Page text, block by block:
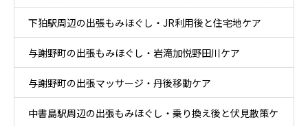
ケア
下狛駅周辺の出張もみほぐし・JR利用後と住宅地ケア
与謝野町の出張もみほぐし・岩滝加悦野田川ケア
与謝野町の出張マッサージ・丹後移動ケア
中書島駅周辺の出張もみほぐし・乗り換え後と伏見散策ケ